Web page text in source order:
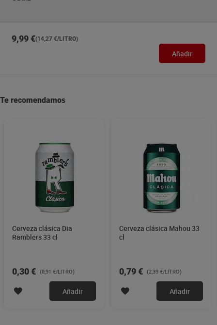
9,99 €(14,27 €/LITRO)
Añadir
Te recomendamos
Cerveza clásica Dia
Ramblers 33 cl
0,30 € (0,91 €/LITRO)
Añadir
Cerveza clásica Mahou 33
cl
0,79 € (2,39 €/LITRO)
Añadir